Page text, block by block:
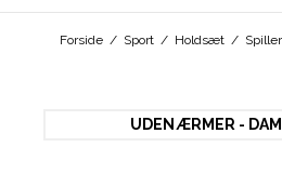
Forside / Sport / Holdsæt /
UDEN ÆRMER -